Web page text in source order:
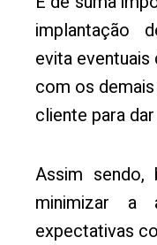
implantação
evita
com os
cliente para
Assim sendo,
minimizar a
expectativas